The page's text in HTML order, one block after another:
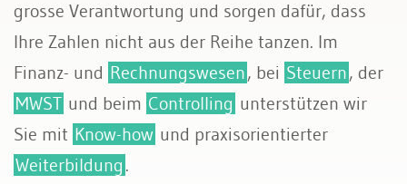
Bau & Immobilien
grosse Verantwortung und sorgen dafür, dass
Ihre Zahlen nicht aus der Reihe tanzen. Im
Finanz- und Rechnungswesen, bei Steuern, der
MWST und beim Controlling unterstützen wir
Sie mit Know-how und praxisorientierter
Weiterbildung .